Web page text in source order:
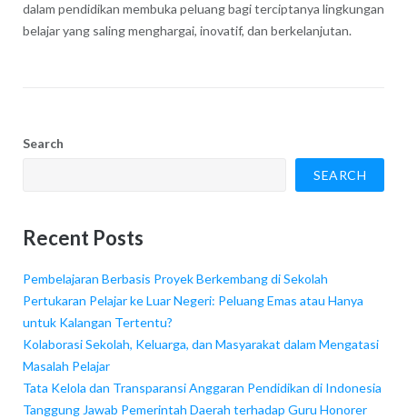
dalam pendidikan membuka peluang bagi terciptanya lingkungan
belajar yang saling menghargai, inovatif, dan berkelanjutan.
Search
SEARCH
Recent Posts
Pembelajaran Berbasis Proyek Berkembang di Sekolah
Pertukaran Pelajar ke Luar Negeri: Peluang Emas atau Hanya
untuk Kalangan Tertentu?
Kolaborasi Sekolah, Keluarga, dan Masyarakat dalam Mengatasi
Masalah Pelajar
Tata Kelola dan Transparansi Anggaran Pendidikan di Indonesia
Tanggung Jawab Pemerintah Daerah terhadap Guru Honorer